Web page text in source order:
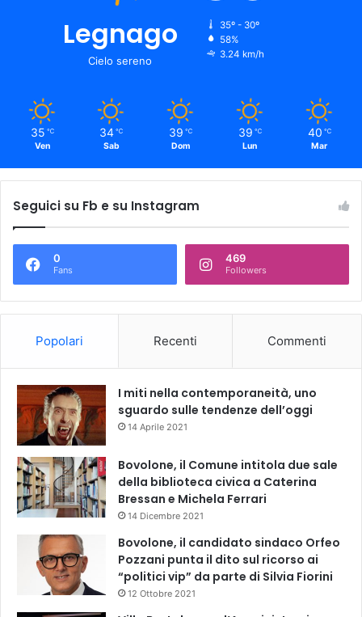
Legnago
Cielo sereno
35º - 30º
58%
3.24 km/h
35 ℃
Ven
34 ℃
Sab
39 ℃
Dom
39 ℃
Lun
40 ℃
Mar
Seguici su Fb e su Instagram
0
Fans
469
Followers
Popolari Recenti Commenti
I miti nella contemporaneità, uno
sguardo sulle tendenze dell’oggi
14 Aprile 2021
Bovolone, il Comune intitola due sale
della biblioteca civica a Caterina
Bressan e Michela Ferrari
14 Dicembre 2021
Bovolone, il candidato sindaco Orfeo
Pozzani punta il dito sul ricorso ai
“politici vip” da parte di Silvia Fiorini
12 Ottobre 2021